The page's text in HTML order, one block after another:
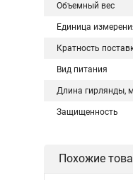
Объемный вес
Единица
Кратность
Вид питания
Длина гирлянды, м
Защищенность
Похожие